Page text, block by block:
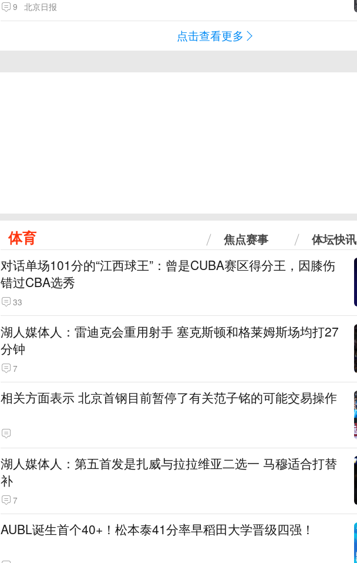
9 北京日报
点击查看更多
体育 焦点赛事 体坛快讯
对话单场101分的“江西球王”：曾是CUBA赛区得分王，因膝伤
错过CBA选秀
33
湖人媒体人：雷迪克会重用射手 塞克斯顿和格莱姆斯场均打27
分钟
7
相关方面表示 北京首钢目前暂停了有关范子铭的可能交易操作
湖人媒体人：第五首发是扎威与拉拉维亚二选一 马穆适合打替
补
7
AUBL诞生首个40+！松本泰41分率早稻田大学晋级四强！